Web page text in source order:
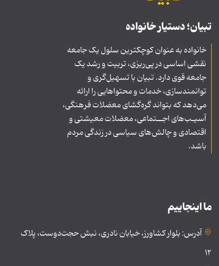
تبیان؛ دستیار خانواده
خانواده به عنوان کوچکترین سلول یک جامعه
نقشی اساسی در پی‌ریزی، تربیت و رشد یک
جامعه قوی دارد. تبیان با تسهیل‌گری و
توانمندسازی، خدمات و محتواهایی را ارائه
می‌دهد که بتواند گره‌گشای معضلات فرهنگی،
آسیـب‌های اجــتماعی، معضلات معیشتی و
اقتصادی و چالش‌های سیاسی در زندگی مردم
باشد.
ما اینجاییم
آدرس: بلوار کشاورز، خیابان نادری، نبش حجت‌دوست، پلاک
۱۲